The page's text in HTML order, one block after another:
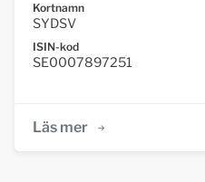
Kortnamn
SYDSV
ISIN-kod
SE0007897251
Läs mer